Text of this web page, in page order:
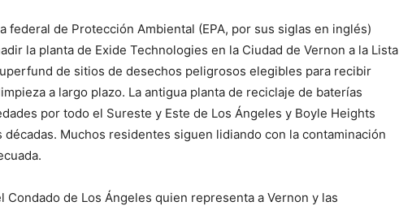
federal de Protección Ambiental (EPA, por sus siglas en inglés)
la planta de Exide Technologies en la Ciudad de Vernon a la Lista
de sitios de desechos peligrosos elegibles para recibir
a largo plazo. La antigua planta de reciclaje de baterías
por todo el Sureste y Este de Los Ángeles y Boyle Heights
Muchos residentes siguen lidiando con la contaminación
Condado de Los Ángeles quien representa a Vernon y las